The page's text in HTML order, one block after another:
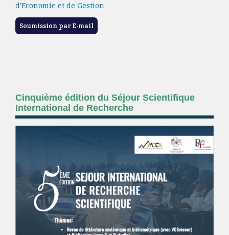
d'Economie et de Gestion
Soumission par E-mail
Cinquième édition du Séjour Scientifique
International de Recherche